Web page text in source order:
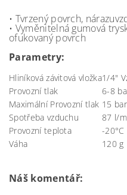
• Tvrzený povrch,
• Vyměnitelná gumová
ofukovaný povrch
Parametry:
Hliníková závitová vložka1/4"
Provozní tlak
6-8
Maximální Provozní tlak 15 bar
Spotřeba vzduchu
87 l/
Provozní teplota
-20°C
Váha
120 g
Náš komentář: